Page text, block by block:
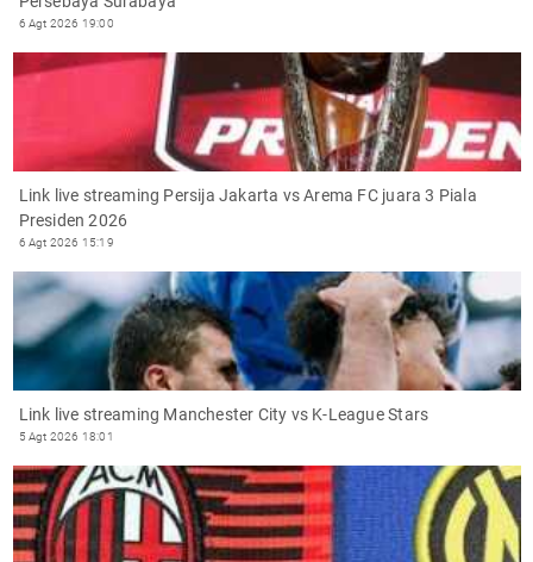
6 Agt 2026 19:00
Link live streaming Persija Jakarta vs Arema FC juara 3 Piala
Presiden 2026
6 Agt 2026 15:19
Link live streaming Manchester City vs K-League Stars
5 Agt 2026 18:01